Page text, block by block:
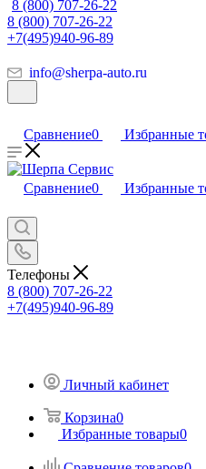
8 (800) 707-26-22
8 (800) 707-26-22
+7(495)940-96-89
info@sherpa-auto.ru
Сравнение0 Избранные
Сравнение0 Избранные
Телефоны
8 (800) 707-26-22
+7(495)940-96-89
Личный кабинет
Корзина0
Избранные товары0